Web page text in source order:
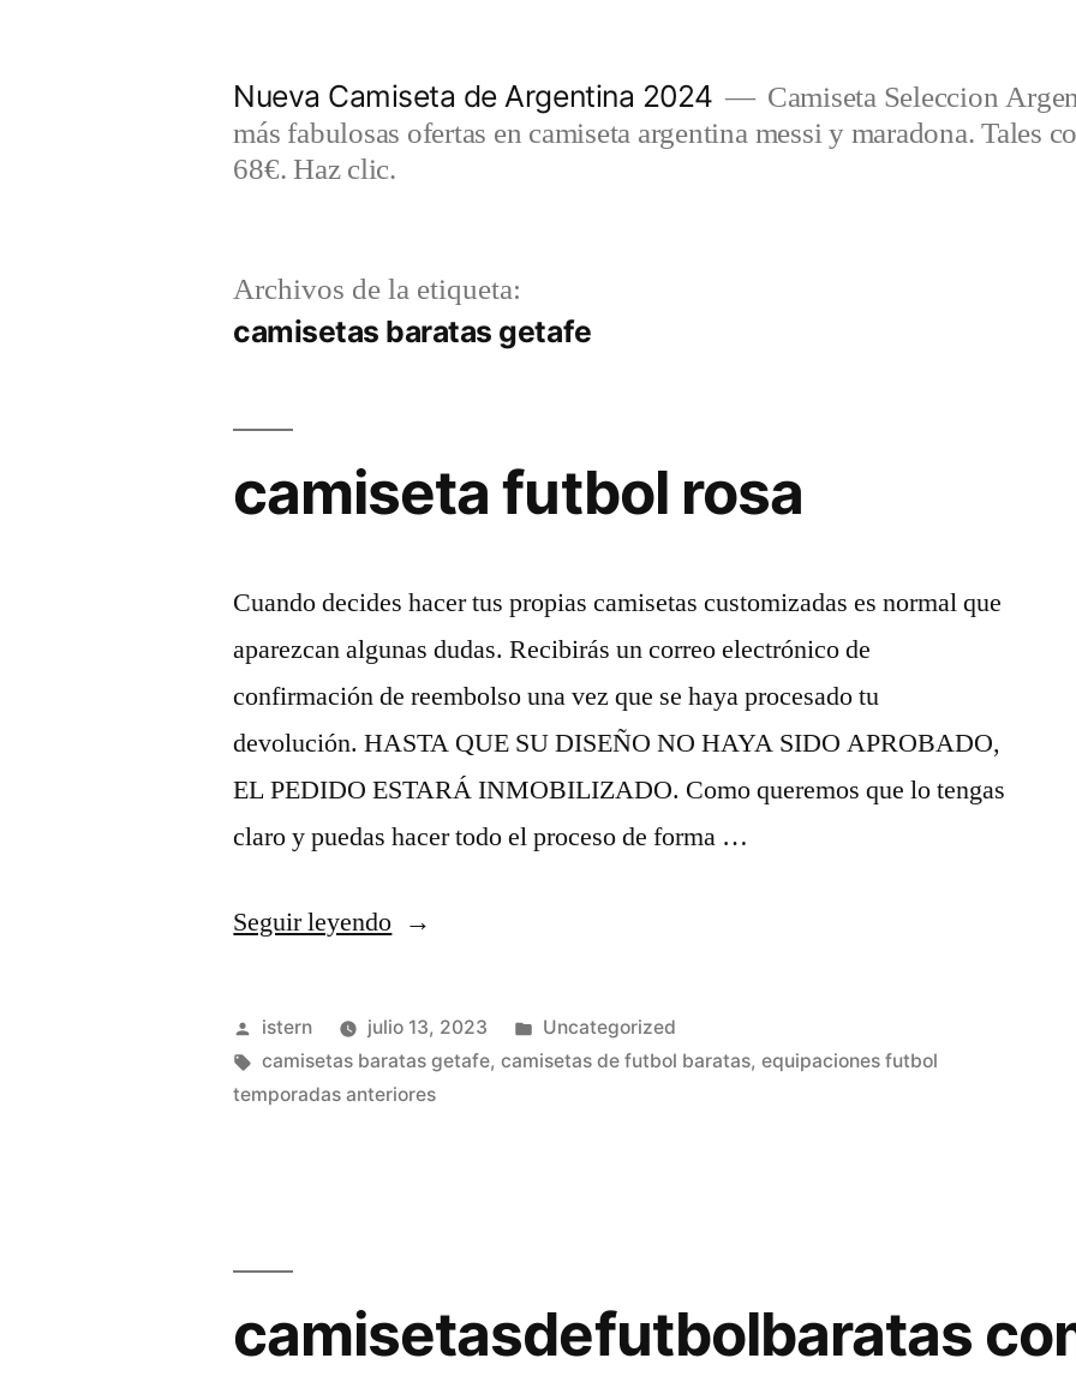
Nueva Camiseta de Argentina 2024
Camiseta Seleccion
más fabulosas ofertas en camiseta argentina messi y maradona. Tales
68€. Haz clic.
Archivos de la etiqueta:
camisetas baratas getafe
camiseta futbol rosa
Cuando decides hacer tus propias camisetas customizadas es normal que
aparezcan algunas dudas. Recibirás un correo electrónico de
confirmación de reembolso una vez que se haya procesado tu
devolución. HASTA QUE SU DISEÑO NO HAYA SIDO APROBADO,
EL PEDIDO ESTARÁ INMOBILIZADO. Como queremos que lo tengas
claro y puedas hacer todo el proceso de forma …
Seguir leyendo«camiseta
rosa»
Publicado
por
istern julio 13, 2023
Publicado
en
Uncategorized
Etiquetas:
camisetas baratas getafe,camisetas de futbol baratas,equipaciones futbol
temporadas anteriores
camisetasdefutbolbaratas